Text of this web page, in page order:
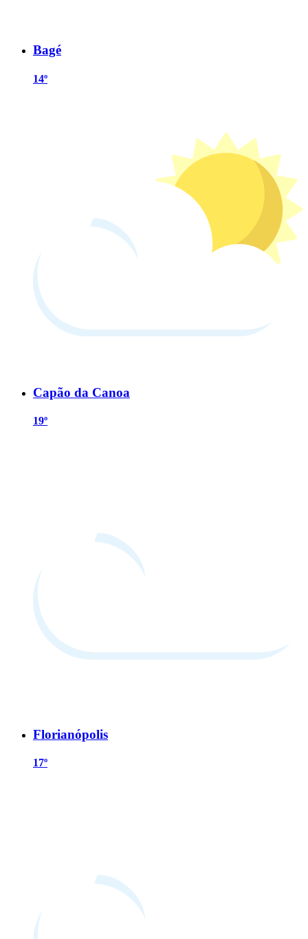
Bagé
14º
Capão da Canoa
19º
Florianópolis
17º